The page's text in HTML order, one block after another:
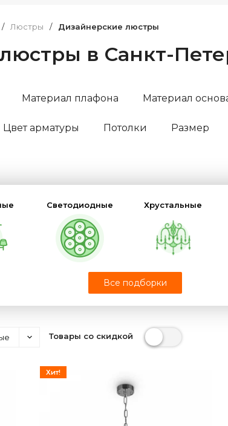
/ Люстры / Дизайнерские люстры
в Санкт-
Материал плафона Материал
Цвет арматуры Потолки Размер
Все подборки
Светодиодные Хрустальные
Люстра-паук
Товары со скидкой
Хит!